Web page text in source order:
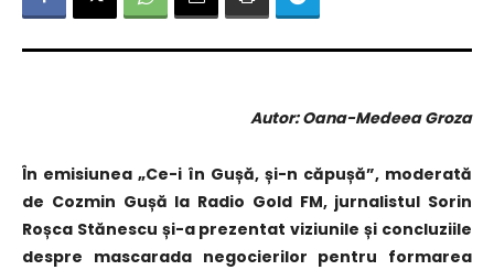
Autor: Oana-Medeea Groza
În emisiunea „Ce-i în Gușă, și-n căpușă”, moderată
de Cozmin Gușă la Radio Gold FM, jurnalistul Sorin
Roșca Stănescu și-a prezentat viziunile și concluziile
despre mascarada negocierilor pentru formarea